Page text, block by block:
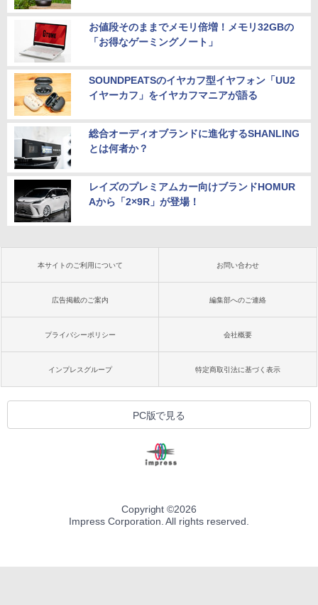
お値段そのままでメモリ倍増！メモリ32GBの
「お得なゲーミングノート」
SOUNDPEATSのイヤカフ型イヤフォン「UU2
イヤーカフ」をイヤカフマニアが語る
総合オーディオブランドに進化するSHANLING
とは何者か？
レイズのプレミアムカー向けブランドHOMUR
Aから「2×9R」が登場！
本サイトのご利用について お問い合わせ
広告掲載のご案内 編集部へのご連絡
プライバシーポリシー 会社概要
インプレスグループ 特定商取引法に基づく表示
PC版で見る
Copyright ©2026
Impress Corporation. All rights reserved.